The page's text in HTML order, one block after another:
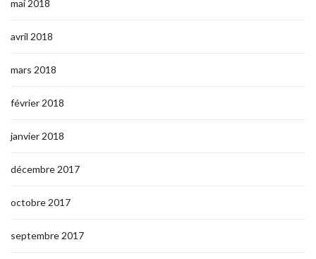
mai 2018
avril 2018
mars 2018
février 2018
janvier 2018
décembre 2017
octobre 2017
septembre 2017